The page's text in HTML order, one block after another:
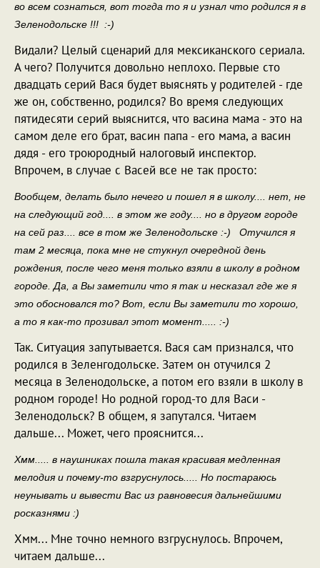
во всем сознаться, вот тогда то я и узнал что родился я в
Зеленодольске !!! :-)
Видали? Целый сценарий для мексиканского сериала.
А чего? Получится довольно неплохо. Первые сто
двадцать серий Вася будет выяснять у родителей - где
же он, собственно, родился? Во время следующих
пятидесяти серий выяснится, что васина мама - это на
самом деле его брат, васин папа - его мама, а васин
дядя - его троюродный налоговый инспектор.
Впрочем, в случае с Васей все не так просто:
Вообщем, делать было нечего и пошел я в школу.... нет, не
на следующий год.... в этом же году.... но в другом городе
на сей раз.... все в том же Зеленодольске :-) Отучился я
там 2 месяца, пока мне не стукнул очередной день
рождения, после чего меня только взяли в школу в родном
городе. Да, а Вы заметили что я так и несказал где же я
это обосновался то? Вот, если Вы заметили то хорошо,
а то я как-то прозивал этот момент..... :-)
Так. Ситуация запутывается. Вася сам признался, что
родился в Зеленгодольске. Затем он отучился 2
месяца в Зеленодольске, а потом его взяли в школу в
родном городе! Но родной город-то для Васи -
Зеленодольск? В общем, я запутался. Читаем
дальше... Может, чего прояснится...
Хмм..... в наушниках пошла такая красивая медленная
мелодия и почему-то взгруснулось..... Но постараюсь
неунывать и вывести Вас из равновесия дальнейшими
росказнями :)
Хмм... Мне точно немного взгруснулось. Впрочем,
читаем дальше...